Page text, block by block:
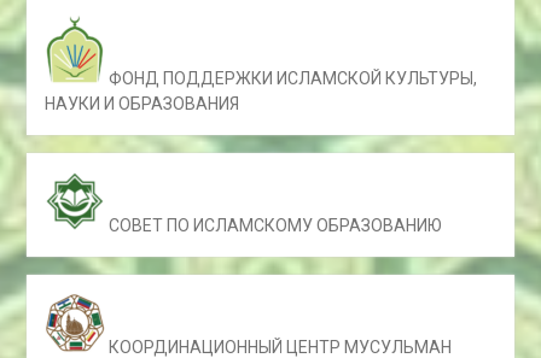
ФОНД ПОДДЕРЖКИ ИСЛАМСКОЙ КУЛЬТУРЫ,
НАУКИ И ОБРАЗОВАНИЯ
СОВЕТ ПО ИСЛАМСКОМУ ОБРАЗОВАНИЮ
КООРДИНАЦИОННЫЙ ЦЕНТР МУСУЛЬМАН